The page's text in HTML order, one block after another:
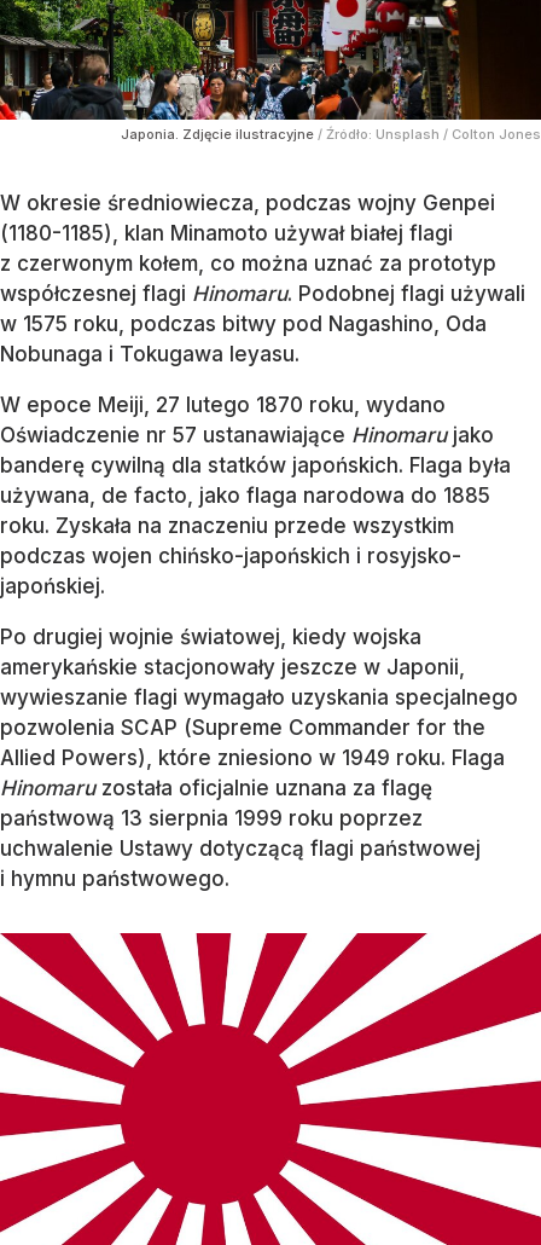
Japonia. Zdjęcie ilustracyjne / Źródło: Unsplash / Colton Jones
W okresie średniowiecza, podczas wojny Genpei
(1180-1185), klan Minamoto używał białej flagi
z czerwonym kołem, co można uznać za prototyp
współczesnej flagi Hinomaru. Podobnej flagi używali
w 1575 roku, podczas bitwy pod Nagashino, Oda
Nobunaga i Tokugawa Ieyasu.
W epoce Meiji, 27 lutego 1870 roku, wydano
Oświadczenie nr 57 ustanawiające Hinomarujako
banderę cywilną dla statków japońskich. Flaga była
używana, de facto, jako flaga narodowa do 1885
roku. Zyskała na znaczeniu przede wszystkim
podczas wojen chińsko-japońskich i rosyjsko-
japońskiej.
Po drugiej wojnie światowej, kiedy wojska
amerykańskie stacjonowały jeszcze w Japonii,
wywieszanie flagi wymagało uzyskania specjalnego
pozwolenia SCAP (Supreme Commander for the
Allied Powers), które zniesiono w 1949 roku. Flaga
Hinomaru została oficjalnie uznana za flagę
państwową 13 sierpnia 1999 roku poprzez
uchwalenie Ustawy dotyczącą flagi państwowej
i hymnu państwowego.